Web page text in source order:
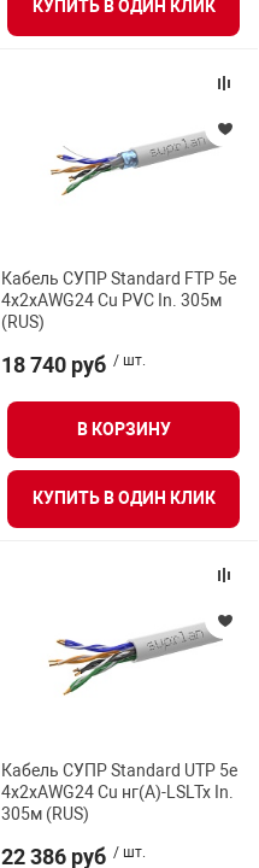
КУПИТЬ В ОДИН КЛИК
Кабель СУПР Standard FTP 5e
4x2xAWG24 Cu PVC In. 305м
(RUS)
18 740 руб / шт.
В КОРЗИНУ
КУПИТЬ В ОДИН КЛИК
Кабель СУПР Standard UTP 5e
4x2xAWG24 Cu нг(А)-LSLTx In.
305м (RUS)
22 386 руб / шт.